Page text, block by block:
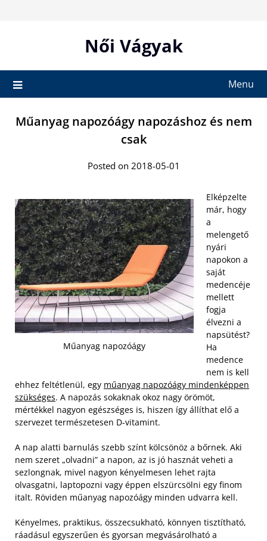
Női Vágyak
Menu
Műanyag napozóágy napozáshoz és nem
csak
Posted on 2018-05-01
Műanyag napozóágy
Elképzelte
már, hogy
a
melengető
nyári
napokon a
saját
medencéje
mellett
fogja
élvezni a
napsütést?
Ha
medence
nem is kell
ehhez feltétlenül, egy műanyag napozóágy mindenképpen
szükséges. A napozás sokaknak okoz nagy örömöt,
mértékkel nagyon egészséges is, hiszen így állíthat elő a
szervezet természetesen D-vitamint.
A nap alatti barnulás szebb színt kölcsönöz a bőrnek. Aki
nem szeret „olvadni” a napon, az is jó hasznát veheti a
sezlongnak, mivel nagyon kényelmesen lehet rajta
olvasgatni, laptopozni vagy éppen elszürcsölni egy finom
italt. Röviden műanyag napozóágy minden udvarra kell.
Kényelmes, praktikus, összecsukható, könnyen tisztítható,
ráadásul egyszerűen és gyorsan megvásárolható a